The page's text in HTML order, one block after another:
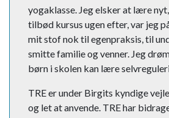
yogaklasse. Jeg elsker at lære
tilbød kursus ugen efter, var jeg
mit stof nok til egenpraksis, til
smitte familie og venner. Jeg
børn i skolen kan lære
TRE er under Birgits kyndige
og let at anvende. TRE har